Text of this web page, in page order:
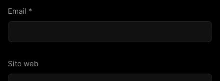
Email *
Sito web